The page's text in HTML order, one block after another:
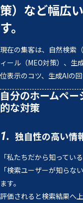
策）など幅広
す。
現在の集客は、自然検索
ィール（MEO対策）、生
位表示のコツ、生成AIの
自分のホームペ
的な対策
1. 独自性の高い情
「私たちだから知ってい
「検索ユーザーが知らな
ます。
評価されると検索結果へ